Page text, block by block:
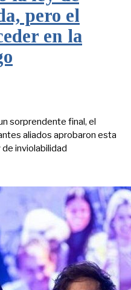
pero el
en la
sorprendente final, el
aliados aprobaron esta
inviolabilidad